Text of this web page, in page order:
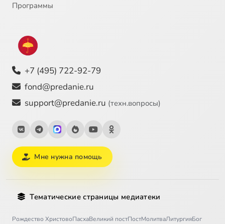
Программы
+7 (495) 722-92-79
fond@predanie.ru
support@predanie.ru (техн.вопросы)
Мне нужна помощь
Тематические страницы медиатеки
Рождество ХристовоПасхаВеликий постПостМолитваЛитургияБог